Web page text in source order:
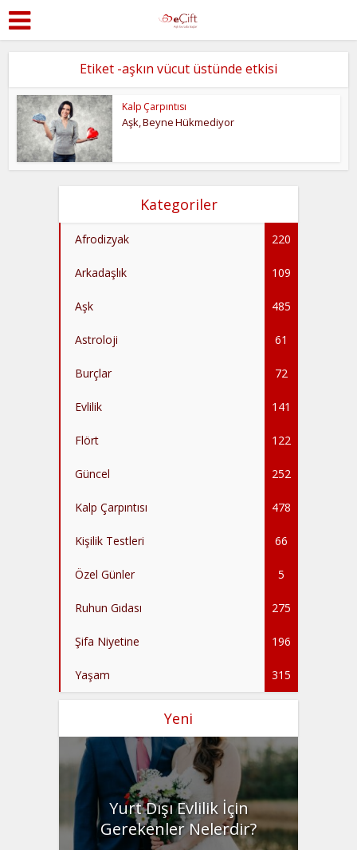
Etiket -aşkın vücut üstünde etkisi
Kalp Çarpıntısı
Aşk, Beyne Hükmediyor
Kategoriler
Afrodizyak 220
Arkadaşlık 109
Aşk 485
Astroloji 61
Burçlar 72
Evlilik 141
Flört 122
Güncel 252
Kalp Çarpıntısı 478
Kişilik Testleri 66
Özel Günler 5
Ruhun Gıdası 275
Şifa Niyetine 196
Yaşam 315
Yeni
Yurt Dışı Evlilik İçin
Gerekenler Nelerdir?